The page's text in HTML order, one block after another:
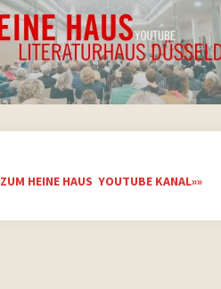
ZUM HEINE HAUS YOUTUBE KANAL»»